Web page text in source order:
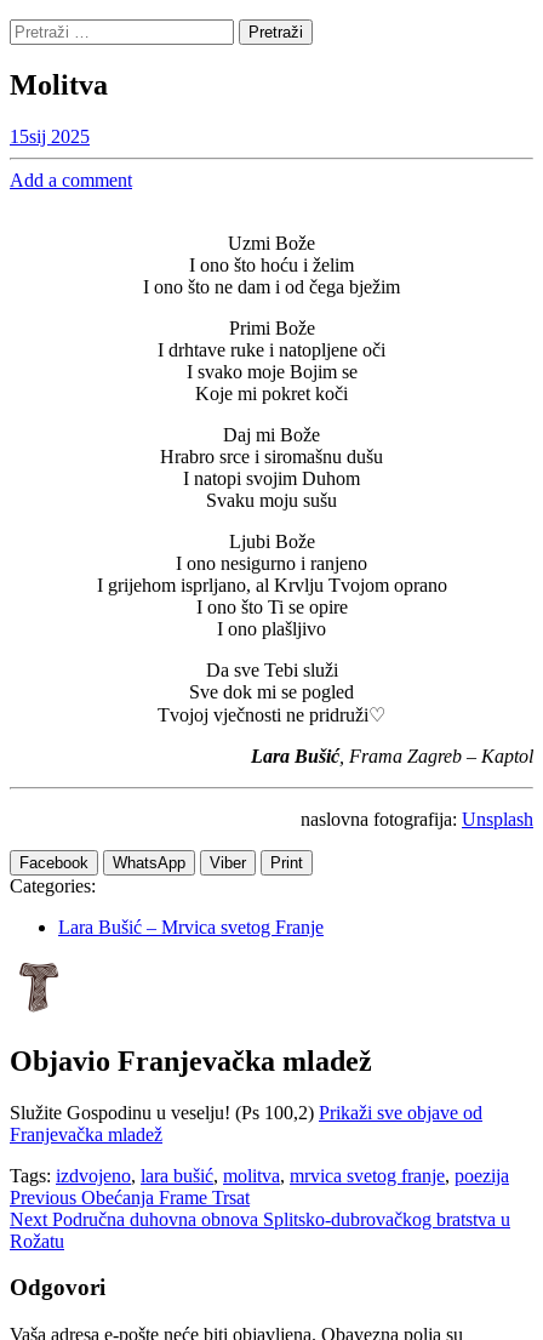
Pretraži:
Molitva
15sij 2025
Add a comment
Uzmi Bože
I ono što hoću i želim
I ono što ne dam i od čega bježim
Primi Bože
I drhtave ruke i natopljene oči
I svako moje Bojim se
Koje mi pokret koči
Daj mi Bože
Hrabro srce i siromašnu dušu
I natopi svojim Duhom
Svaku moju sušu
Ljubi Bože
I ono nesigurno i ranjeno
I grijehom isprljano, al Krvlju Tvojom oprano
I ono što Ti se opire
I ono plašljivo
Da sve Tebi služi
Sve dok mi se pogled
Tvojoj vječnosti ne pridruži♡
Lara Bušić, Frama Zagreb – Kaptol
naslovna fotografija: Unsplash
Facebook WhatsApp Viber Print
Categories:
Lara Bušić – Mrvica svetog Franje
Objavio Franjevačka mladež
Služite Gospodinu u veselju! (Ps 100,2) Prikaži sve objave od
Franjevačka mladež
Tags: izdvojeno, lara bušić, molitva, mrvica svetog franje, poezija
Navigacija
objava
Previous Obećanja Frame Trsat
Next Područna duhovna obnova Splitsko-dubrovačkog bratstva u
Rožatu
Odgovori
Vaša adresa e-pošte neće biti objavljena. Obavezna polja su